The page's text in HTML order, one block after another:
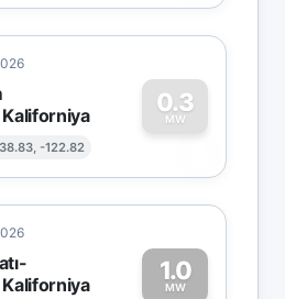
Kaliforniya
38.83, -122.82
0.3
MW
0
Kaliforniya
1.0
MW